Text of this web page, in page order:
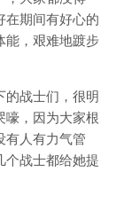
在期间有好心的
能，艰难地踱步
的战士们，很明
嚎，因为大家根
有人有力气管
个战士都给她提